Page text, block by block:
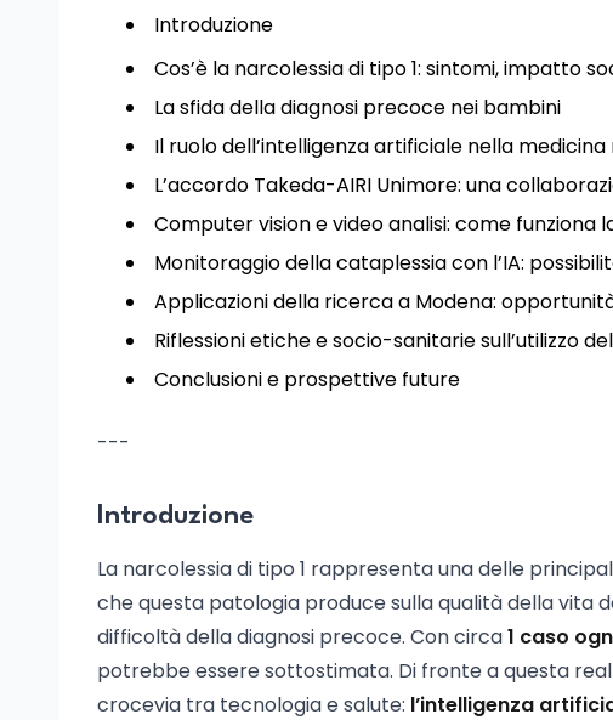
Introduzione
Cos’è la narcolessia di tipo 1: sintomi, impatto
La sfida della diagnosi precoce nei bambini
Il ruolo dell’intelligenza artificiale nella
L’accordo Takeda-AIRI Unimore: una
Computer vision e video analisi: come
Monitoraggio della cataplessia con l’IA:
Applicazioni della ricerca a Modena:
Riflessioni etiche e socio-sanitarie sull’utilizzo
Conclusioni e prospettive future
---
Introduzione
La narcolessia di tipo 1 rappresenta una delle
che questa patologia produce sulla qualità della vita
difficoltà della diagnosi precoce. Con circa1 caso
potrebbe essere sottostimata. Di fronte a questa
crocevia tra tecnologia e salute: l’intelligenza